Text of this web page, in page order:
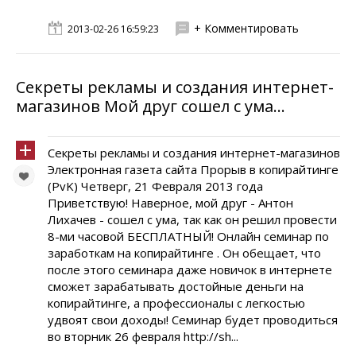
2013-02-26 16:59:23 + Комментировать
Секреты рекламы и создания интернет-
магазинов Мой друг сошел с ума…
Секреты рекламы и создания интернет-магазинов
Электронная газета сайта Прорыв в копирайтинге
(PvK) Четверг, 21 Февраля 2013 года
Приветствую! Наверное, мой друг - Антон
Лихачев - сошел с ума, так как он решил провести
8-ми часовой БЕСПЛАТНЫЙ! Онлайн семинар по
заработкам на копирайтинге . Он обещает, что
после этого семинара даже новичок в интернете
сможет зарабатывать достойные деньги на
копирайтинге, а профессионалы с легкостью
удвоят свои доходы! Семинар будет проводиться
во вторник 26 февраля http://sh...